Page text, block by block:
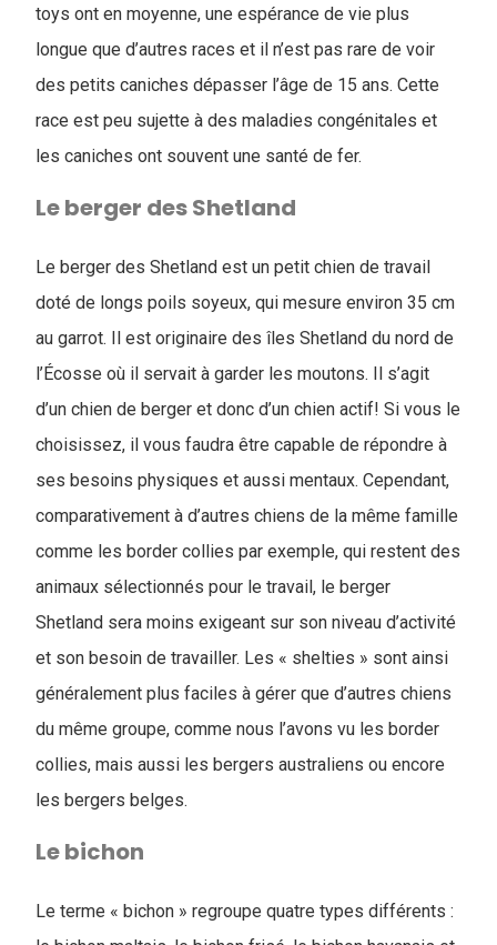
toys ont en moyenne, une espérance de vie plus
longue que d’autres races et il n’est pas rare de voir
des petits caniches dépasser l’âge de 15 ans. Cette
race est peu sujette à des maladies congénitales et
les caniches ont souvent une santé de fer.
Le berger des Shetland
Le berger des Shetland est un petit chien de travail
doté de longs poils soyeux, qui mesure environ 35 cm
au garrot. Il est originaire des îles Shetland du nord de
l’Écosse où il servait à garder les moutons. Il s’agit
d’un chien de berger et donc d’un chien actif! Si vous le
choisissez, il vous faudra être capable de répondre à
ses besoins physiques et aussi mentaux. Cependant,
comparativement à d’autres chiens de la même famille
comme les border collies par exemple, qui restent des
animaux sélectionnés pour le travail, le berger
Shetland sera moins exigeant sur son niveau d’activité
et son besoin de travailler. Les « shelties » sont ainsi
généralement plus faciles à gérer que d’autres chiens
du même groupe, comme nous l’avons vu les border
collies, mais aussi les bergers australiens ou encore
les bergers belges.
Le bichon
Le terme « bichon » regroupe quatre types différents :